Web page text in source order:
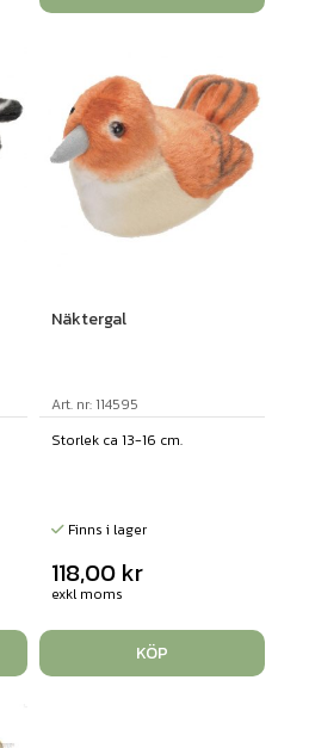
Näktergal
Art. nr: 114595
Storlek ca 13-16 cm.
Finns i lager
118,00 kr
exkl moms
KÖP